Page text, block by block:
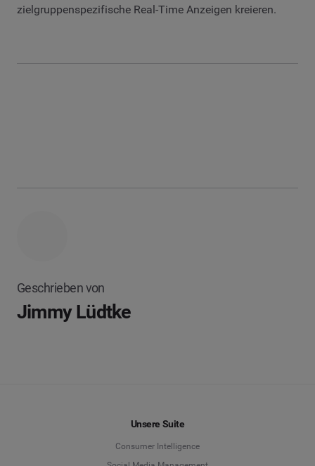
zielgruppenspezifische Real-Time Anzeigen kreieren.
Geschrieben von
Jimmy Lüdtke
Unsere Suite
Consumer Intelligence